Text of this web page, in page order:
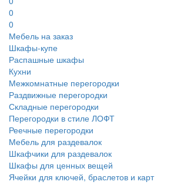
0
0
Мебель на заказ
Шкафы-купе
Распашные шкафы
Кухни
Межкомнатные перегородки
Раздвижные перегородки
Складные перегородки
Перегородки в стиле ЛОФТ
Реечные перегородки
Мебель для раздевалок
Шкафчики для раздевалок
Шкафы для ценных вещей
Ячейки для ключей, браслетов и карт